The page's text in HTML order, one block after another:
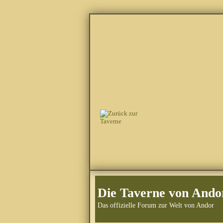
Die Taverne von
Das offizielle Forum zur Welt von Andor